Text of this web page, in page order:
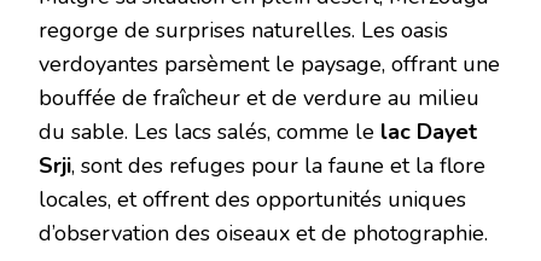
regorge de surprises naturelles. Les oasis
verdoyantes parsèment le paysage, offrant une
bouffée de fraîcheur et de verdure au milieu
du sable. Les lacs salés, comme le lac Dayet
Srji, sont des refuges pour la faune et la flore
locales, et offrent des opportunités uniques
d’observation des oiseaux et de photographie.